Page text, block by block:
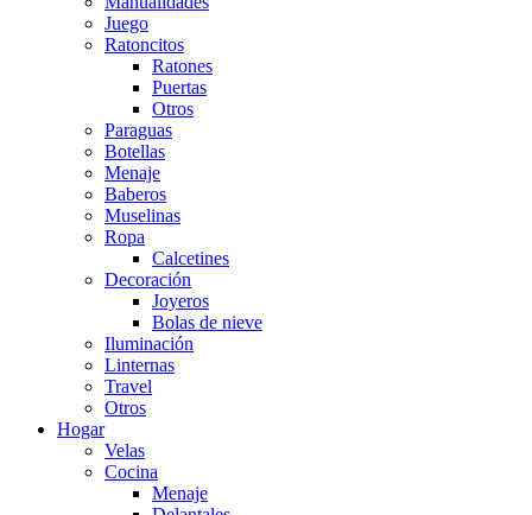
Juego
Ratoncitos
Ratones
Puertas
Otros
Paraguas
Botellas
Menaje
Baberos
Muselinas
Ropa
Calcetines
Decoración
Joyeros
Bolas de nieve
Iluminación
Linternas
Travel
Otros
Hogar
Velas
Cocina
Menaje